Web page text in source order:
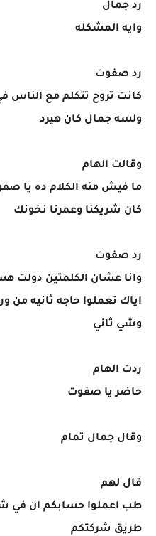
رد جمال
وايه المشكله
رد صفوت
كانت تروح تتكلم مع الناس
ولسه جمال كان هيرد
وقالت الهام
ما فيش منه الكلام ده يا
كان شريكنا وعمرنا نخونك
رد صفوت
وانا عشان الكلمتين
اياك تعملوا حاجه ثانيه من
وشي ثاني
ردت الهام
حاضر يا صفوت
وقال جمال تمام
قال لهم
طب اعملوا حسابكم ان في
طريق شركتكم